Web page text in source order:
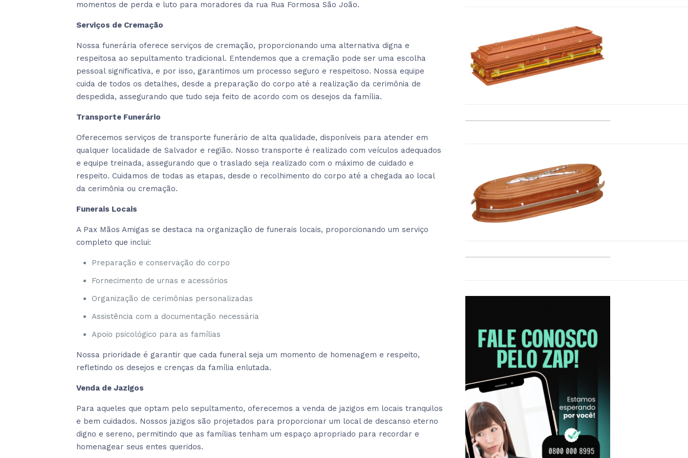
momentos de perda e luto para moradores da rua Rua Formosa São João.
Serviços de Cremação
Nossa funerária oferece serviços de cremação, proporcionando uma alternativa digna e
respeitosa ao sepultamento tradicional. Entendemos que a cremação pode ser uma escolha
pessoal significativa, e por isso, garantimos um processo seguro e respeitoso. Nossa equipe
cuida de todos os detalhes, desde a preparação do corpo até a realização da cerimônia de
despedida, assegurando que tudo seja feito de acordo com os desejos da família.
Transporte Funerário
Oferecemos serviços de transporte funerário de alta qualidade, disponíveis para atender em
qualquer localidade de Salvador e região. Nosso transporte é realizado com veículos adequados
e equipe treinada, assegurando que o traslado seja realizado com o máximo de cuidado e
respeito. Cuidamos de todas as etapas, desde o recolhimento do corpo até a chegada ao local
da cerimônia ou cremação.
Funerais Locais
A Pax Mãos Amigas se destaca na organização de funerais locais, proporcionando um serviço
completo que inclui:
Preparação e conservação do corpo
Fornecimento de urnas e acessórios
Organização de cerimônias personalizadas
Assistência com a documentação necessária
Apoio psicológico para as famílias
Nossa prioridade é garantir que cada funeral seja um momento de homenagem e respeito,
refletindo os desejos e crenças da família enlutada.
Venda de Jazigos
Para aqueles que optam pelo sepultamento, oferecemos a venda de jazigos em locais tranquilos
e bem cuidados. Nossos jazigos são projetados para proporcionar um local de descanso eterno
digno e sereno, permitindo que as famílias tenham um espaço apropriado para recordar e
homenagear seus entes queridos.